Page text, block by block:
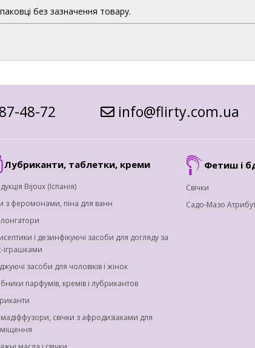
без зазначення товару.
48-72 info@flirty.com.ua
Лубриканти, таблетки, креми
Bijoux (Іспанія)
з феромонами, піна для ванн
і дезинфікуючі засоби для догляду за
іграшками
засоби для чоловіків і жінок
парфумів, кремів і лубрикантов
свічки з афродизіаками для
Фетиш і
Свічки
Садо-Мазо